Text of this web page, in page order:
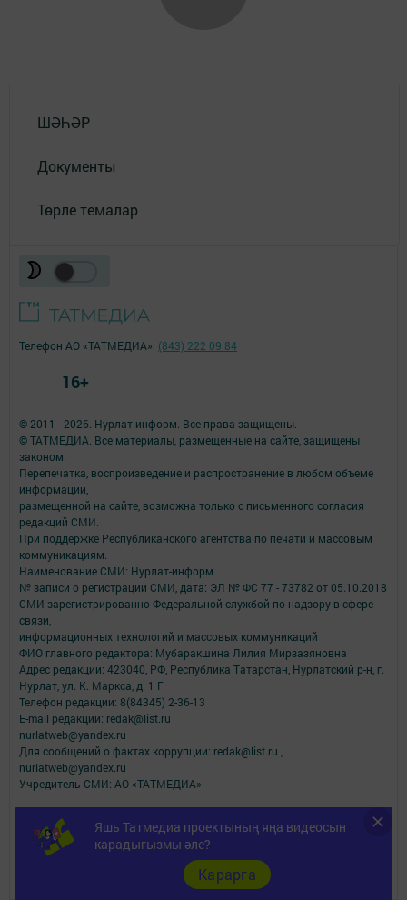
ШӘҺӘР
Документы
Төрле темалар
Яшь Татмедиа проектының яңа видеосын
карадыгызмы әле?
Карарга
© 2011 - 2026. Нурлат-⁠информ. Все права защищены.
© ТАТМЕДИА. Все материалы, размещенные на сайте, защищены
законом.
Перепечатка, воспроизведение и распространение в любом объеме
информации,
размещенной на сайте, возможна только с письменного согласия
редакций СМИ.
При поддержке Республиканского агентства по печати и массовым
коммуникациям.
Наименование СМИ: Нурлат-⁠информ
№ записи о регистрации СМИ, дата: ЭЛ № ФС 77 -⁠ 73782 от 05.10.2018
СМИ зарегистрированно Федеральной службой по надзору в сфере
связи,
информационных технологий и массовых коммуникаций
ФИО главного редактора: Мубаракшина Лилия Мирзазяновна
Адрес редакции: 423040, РФ, Республика Татарстан, Нурлатский р-н, г.
Нурлат, ул. К. Маркса, д. 1 Г
Телефон редакции: 8(84345) 2-36-13
E-mail редакции: redak@list.ru
nurlatweb@yandex.ru
Для сообщений о фактах коррупции: redak@list.ru ,
nurlatweb@yandex.ru
Учредитель СМИ: АО «ТАТМЕДИА»
Антикоррупционная политика
АО «ТАТМЕДИА» использует «cookie»для персонализации сервисов и
удобства пользователей сайтом.
Использование «cookie» можно отменить в настройках браузера.
Политика конфиденциальности
Телефон АО «ТАТМЕДИА»: (843) 222 09 84
16+